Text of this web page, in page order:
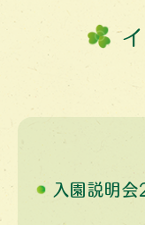
入園説明